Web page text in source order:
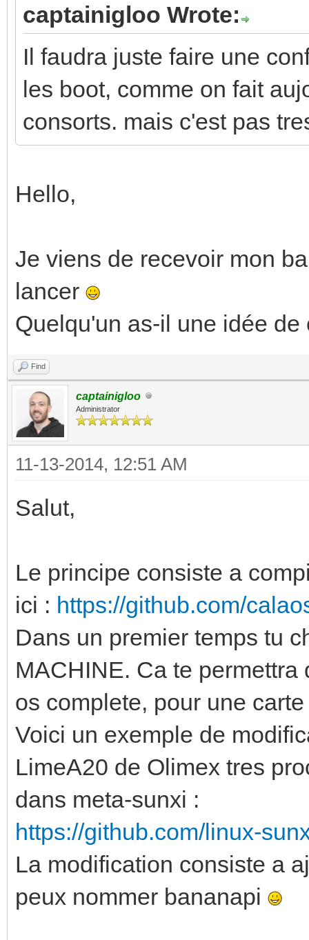
captainigloo Wrote:
Il faudra juste faire une
les boot, comme on fait
consorts. mais c'est pas
Hello,
Je viens de recevoir mon
lancer
Quelqu'un as-il une idée de
Find
captainigloo
Administrator
11-13-2014, 12:51 AM
Salut,
Le principe consiste a
ici : https://github.com/
Dans un premier temps tu
MACHINE. Ca te
os complete, pour une
Voici un exemple de
LimeA20 de Olimex tres
dans meta-sunxi :
https://github.com/linux-
La modification consiste a
peux nommer bananapi